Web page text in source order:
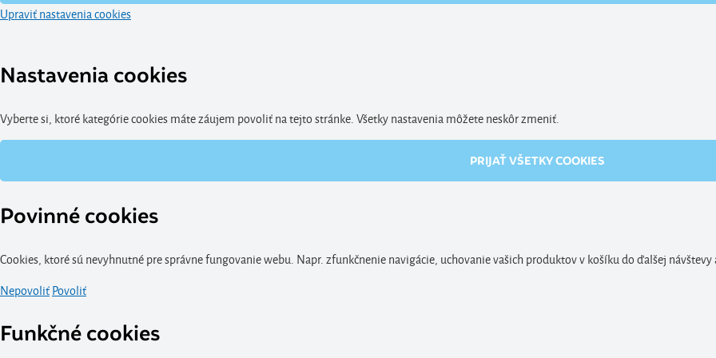
Upraviť nastavenia cookies
Nastavenia cookies
Vyberte si, ktoré kategórie cookies máte záujem povoliť na tejto stránke. Všetky nastavenia môžete neskôr zmeniť.
PRIJAŤ VŠETKY COOKIES
Povinné cookies
Cookies, ktoré sú nevyhnutné pre správne fungovanie webu. Napr. zfunkčnenie navigácie, uchovanie vašich produktov v košíku do ďalšej návštevy
NepovoliťPovoliť
Funkčné cookies